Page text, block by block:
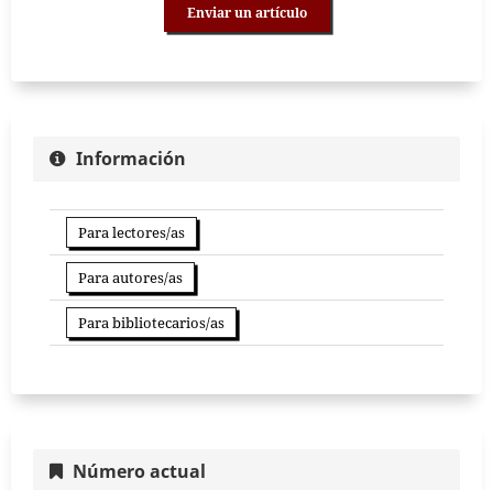
Enviar un artículo
Información
Para lectores/as
Para autores/as
Para bibliotecarios/as
Número actual